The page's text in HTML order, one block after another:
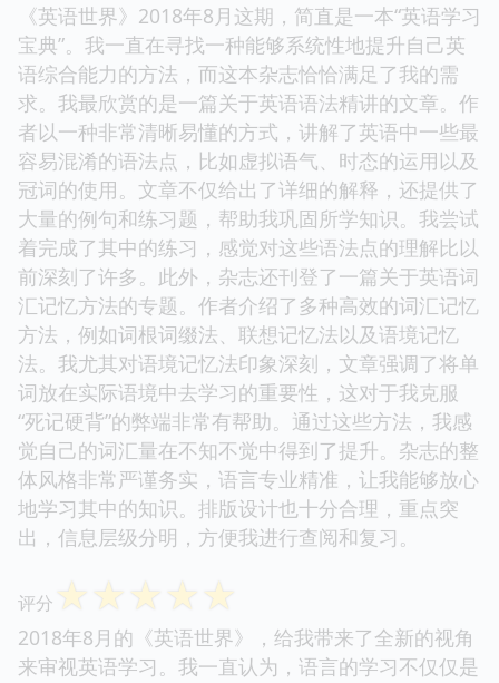
《英语世界》2018年8月这期，简直是一本“英语学习
宝典”。我一直在寻找一种能够系统性地提升自己英
语综合能力的方法，而这本杂志恰恰满足了我的需
求。我最欣赏的是一篇关于英语语法精讲的文章。作
者以一种非常清晰易懂的方式，讲解了英语中一些最
容易混淆的语法点，比如虚拟语气、时态的运用以及
冠词的使用。文章不仅给出了详细的解释，还提供了
大量的例句和练习题，帮助我巩固所学知识。我尝试
着完成了其中的练习，感觉对这些语法点的理解比以
前深刻了许多。此外，杂志还刊登了一篇关于英语词
汇记忆方法的专题。作者介绍了多种高效的词汇记忆
方法，例如词根词缀法、联想记忆法以及语境记忆
法。我尤其对语境记忆法印象深刻，文章强调了将单
词放在实际语境中去学习的重要性，这对于我克服
“死记硬背”的弊端非常有帮助。通过这些方法，我感
觉自己的词汇量在不知不觉中得到了提升。杂志的整
体风格非常严谨务实，语言专业精准，让我能够放心
地学习其中的知识。排版设计也十分合理，重点突
出，信息层级分明，方便我进行查阅和复习。
评分 ☆☆☆☆☆
2018年8月的《英语世界》，给我带来了全新的视角
来审视英语学习。我一直认为，语言的学习不仅仅是